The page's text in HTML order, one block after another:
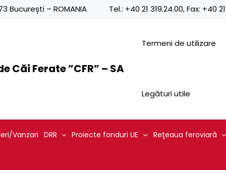
București – ROMANIA Tel.: +40 21 319.24.00, Fax: +40
Ferate ”CFR” – SA
Termeni de utilizare
Legături utile
Vanzari DRR Proiecte fonduri UE Reţeaua feroviară